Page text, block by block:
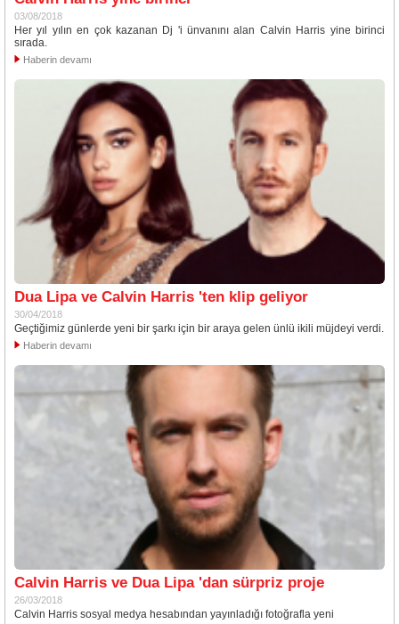
03/08/2018
Her yıl yılın en çok kazanan Dj 'i ünvanını alan Calvin Harris yine birinci
sırada.
Haberin devamı
Dua Lipa ve Calvin Harris 'ten klip geliyor
30/04/2018
Geçtiğimiz günlerde yeni bir şarkı için bir araya gelen ünlü ikili müjdeyi verdi.
Haberin devamı
Calvin Harris ve Dua Lipa 'dan sürpriz proje
26/03/2018
Calvin Harris sosyal medya hesabından yayınladığı fotoğrafla yeni